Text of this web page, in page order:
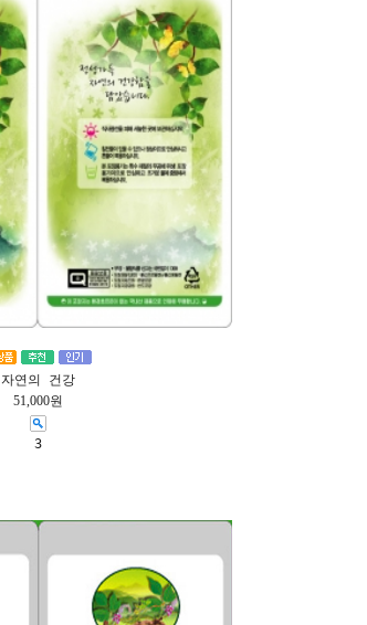
자연의 건강
51,000원
3